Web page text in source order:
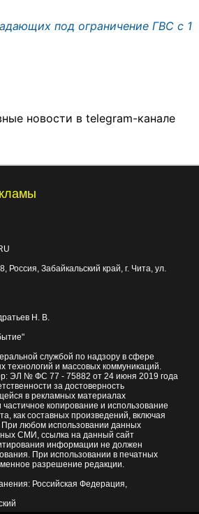
под ограничение ГВС с 1
новости в telegram-канале
, Россия, Забайкальский край, г. Чита, ул.
Н. В.
службой по надзору в сфере
технологий и массовых коммуникаций.
ЭЛ № ФС 77 - 75882 от 24 июня 2019 года
за достоверность
в рекламных материалах
копирование и использование
как составных произведений, включая
любом использовании данных
СМИ, ссылка на данный сайт
информации не должен
При использовании в печатных
разрешение редакции.
Российская Федерация,